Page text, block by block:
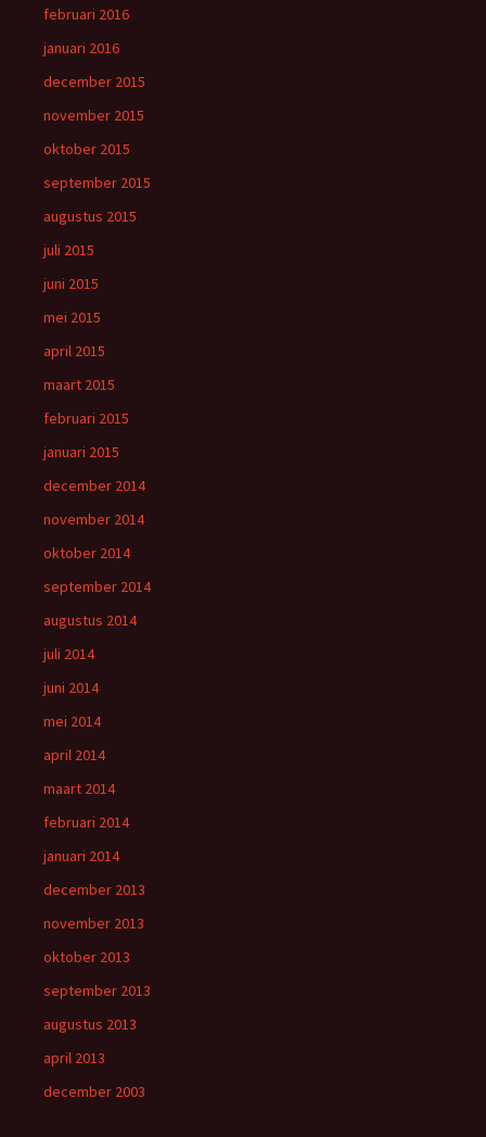
februari 2016
januari 2016
december 2015
november 2015
oktober 2015
september 2015
augustus 2015
juli 2015
juni 2015
mei 2015
april 2015
maart 2015
februari 2015
januari 2015
december 2014
november 2014
oktober 2014
september 2014
augustus 2014
juli 2014
juni 2014
mei 2014
april 2014
maart 2014
februari 2014
januari 2014
december 2013
november 2013
oktober 2013
september 2013
augustus 2013
april 2013
december 2003